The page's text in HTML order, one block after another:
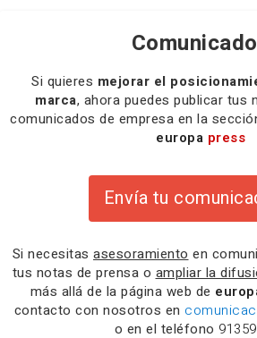
Si quieres mejorar el
marca, ahora puedes publicar tus
comunicados de empresa en la
europa press
Envía tu
Si necesitas asesoramiento en
tus notas de prensa o ampliar la
más allá de la página web de
contacto con nosotros en
o en el teléfono